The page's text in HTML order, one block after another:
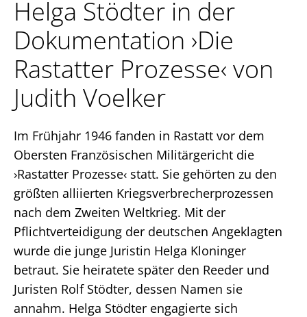
Login
Facebook
Instagram
LinkedIn
Helga Stödter in der
Dokumentation ›Die
Rastatter Prozesse‹ von
Judith Voelker
Im Frühjahr 1946 fanden in Rastatt vor dem
Obersten Französischen Militärgericht die
›Rastatter Prozesse‹ statt. Sie gehörten zu den
größten alliierten Kriegsverbrecherprozessen
nach dem Zweiten Weltkrieg. Mit der
Pflichtverteidigung der deutschen Angeklagten
wurde die junge Juristin Helga Kloninger
betraut. Sie heiratete später den Reeder und
Juristen Rolf Stödter, dessen Namen sie
annahm. Helga Stödter engagierte sich